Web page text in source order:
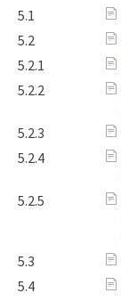
5.1
5.2
5.2.1
5.2.2
5.2.3
5.2.4
5.2.5
5.3
5.4